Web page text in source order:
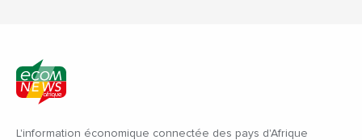
L'information économique connectée des pays d'Afrique